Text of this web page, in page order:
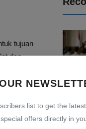
list to get the latest
offers directly in
tujuan
dan